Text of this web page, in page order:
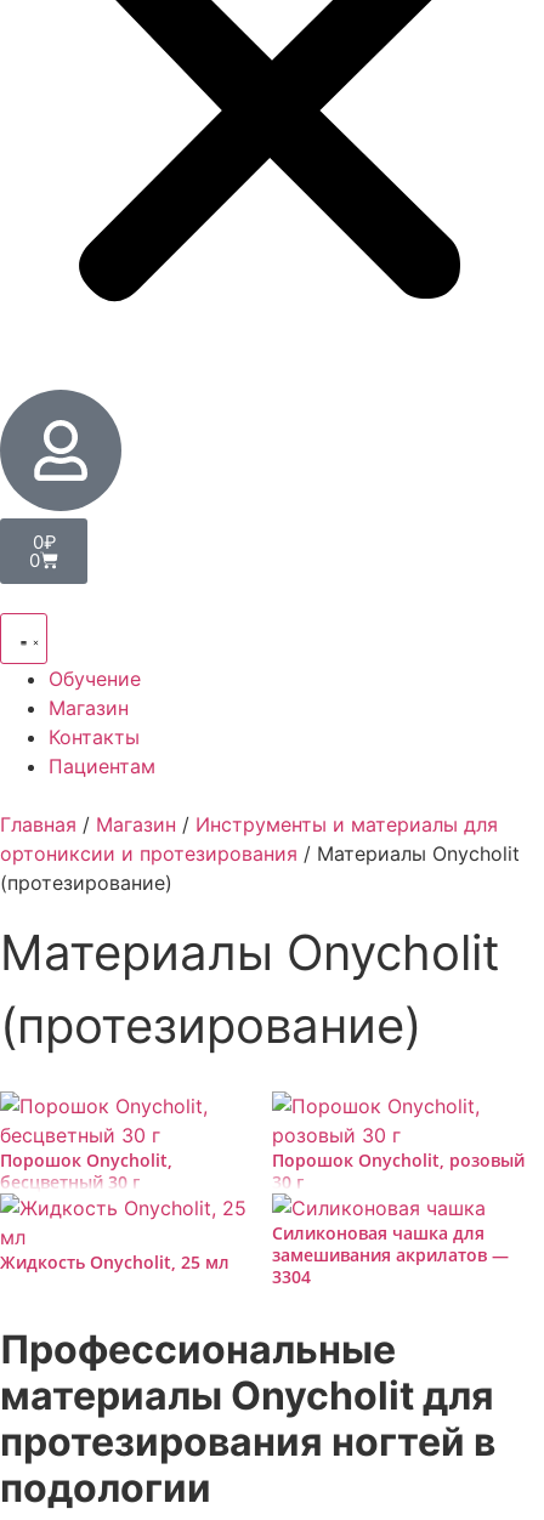
0₽
0
Обучение
Магазин
Контакты
Пациентам
Главная / Магазин / Инструменты и материалы для
ортониксии и протезирования / Материалы Onycholit
(протезирование)
Материалы Onycholit
(протезирование)
Порошок Onycholit,
бесцветный 30 г
Порошок Onycholit, розовый
30 г
Жидкость Onycholit, 25 мл
Силиконовая чашка для
замешивания акрилатов —
3304
Профессиональные
материалы Onycholit для
протезирования ногтей в
подологии